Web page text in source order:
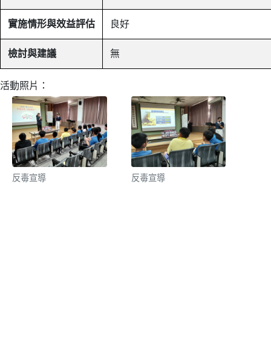
實施情形與效益評估 良好
檢討與建議 無
活動照片：
反毒宣導 反毒宣導